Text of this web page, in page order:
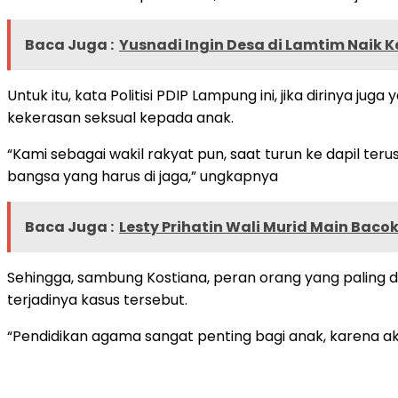
Baca Juga : Yusnadi Ingin Desa di Lamtim Naik
Untuk itu, kata Politisi PDIP Lampung ini, jika dirinya
kekerasan seksual kepada anak.
“Kami sebagai wakil rakyat pun, saat turun ke dapil
bangsa yang harus di jaga,” ungkapnya
Baca Juga : Lesty Prihatin Wali Murid Main
Sehingga, sambung Kostiana, peran orang yang
terjadinya kasus tersebut.
“Pendidikan agama sangat penting bagi anak, karena